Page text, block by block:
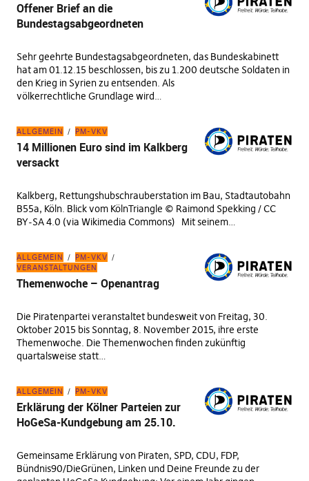
Offener Brief an die
Bundestagsabgeordneten
Sehr geehrte Bundestagsabgeordneten, das Bundeskabinett
hat am 01.12.15 beschlossen, bis zu 1.200 deutsche Soldaten in
den Krieg in Syrien zu entsenden. Als
völkerrechtliche Grundlage wird…
ALLGEMEIN PM-VKV
14 Millionen Euro sind im Kalkberg
versackt
Kalkberg, Rettungshubschrauberstation im Bau, Stadtautobahn
B55a, Köln. Blick vom KölnTriangle © Raimond Spekking / CC
BY-SA 4.0 (via Wikimedia Commons) Mit seinem…
ALLGEMEIN
PM-VKV
VERANSTALTUNGEN
Themenwoche – Openantrag
Die Piratenpartei veranstaltet bundesweit von Freitag, 30.
Oktober 2015 bis Sonntag, 8. November 2015, ihre erste
Themenwoche. Die Themenwochen finden zukünftig
quartalsweise statt…
ALLGEMEIN PM-VKV
Erklärung der Kölner Parteien zur
HoGeSa-Kundgebung am 25.10.
Gemeinsame Erklärung von Piraten, SPD, CDU, FDP,
Bündnis90/DieGrünen, Linken und Deine Freunde zu der